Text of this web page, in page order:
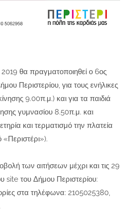
θα πραγματοποιηθεί ο 6ος
Περιστερίου, για τους ενήλικες
9.00π.μ.) και για τα παιδιά
γυμνασίου 8.50π.μ. και
και τερματισμό την πλατεία
των αιτήσεων μέχρι και τις 29
του Δήμου Περιστερίου:
στα τηλέφωνα: 2105025380,